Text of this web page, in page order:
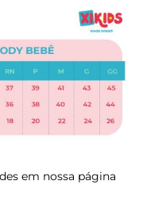
em nossa página